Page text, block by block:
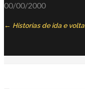
00/00/2000
Historias de ida e volta